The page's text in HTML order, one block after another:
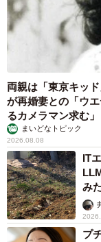
両親は「東京キッ
が再婚妻との「ウ
るカメラマン求む」
まいどなトピック
2026.08.08
IT
み
る
プ